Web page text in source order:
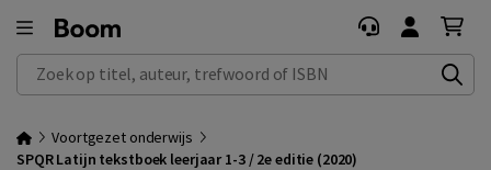
Zoek op titel, auteur, trefwoord of ISBN
Voortgezet onderwijs
SPQR Latijn tekstboek leerjaar 1-3 / 2e editie (2020)